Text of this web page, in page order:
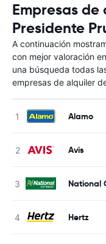
Empresas
Presidente
A continuación
con mejor valoración
una búsqueda todas
empresas de alquiler
Alamo
Avis
National
Hertz